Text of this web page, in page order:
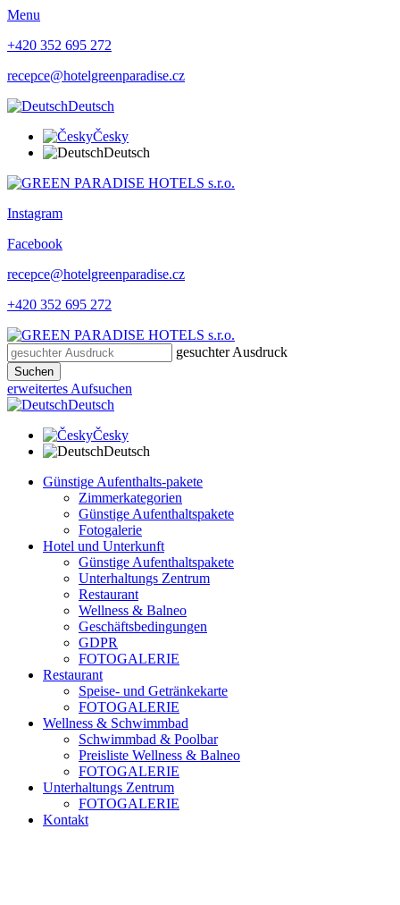
Menu
+420 352 695 272
recepce@hotelgreenparadise.cz
Deutsch
Česky
Deutsch
Instagram
Facebook
recepce@hotelgreenparadise.cz
+420 352 695 272
gesuchter Ausdruck
Suchen
erweitertes Aufsuchen
Deutsch
Česky
Deutsch
Günstige Aufenthalts-pakete
Zimmerkategorien
Günstige Aufenthaltspakete
Fotogalerie
Hotel und Unterkunft
Günstige Aufenthaltspakete
Unterhaltungs Zentrum
Restaurant
Wellness & Balneo
Geschäftsbedingungen
GDPR
FOTOGALERIE
Restaurant
Speise- und Getränkekarte
FOTOGALERIE
Wellness & Schwimmbad
Schwimmbad & Poolbar
Preisliste Wellness & Balneo
FOTOGALERIE
Unterhaltungs Zentrum
FOTOGALERIE
Kontakt